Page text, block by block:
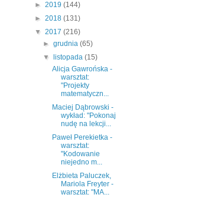
► 2019 (144)
► 2018 (131)
▼ 2017 (216)
►grudnia(65)
▼
listopada(15)
Alicja Gawrońska -
warsztat:
"Projekty
matematyczn...
Maciej Dąbrowski -
wykład: "Pokonaj
nudę na lekcji...
Paweł Perekietka -
warsztat:
"Kodowanie
niejedno m...
Elżbieta Paluczek,
Mariola Freyter -
warsztat: "MA...